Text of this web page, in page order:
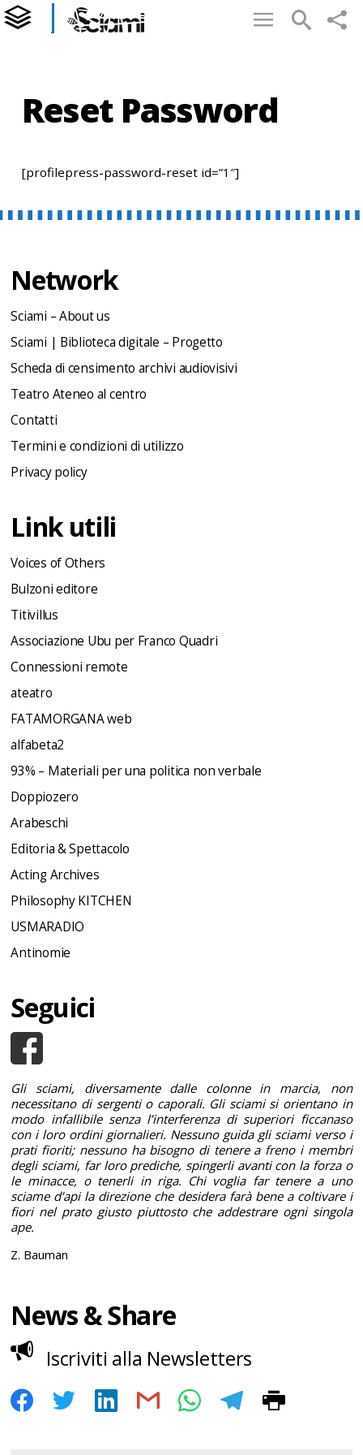
Reset Password
[profilepress-password-reset id=”1″]
Network
Sciami – About us
Sciami | Biblioteca digitale – Progetto
Scheda di censimento archivi audiovisivi
Teatro Ateneo al centro
Contatti
Termini e condizioni di utilizzo
Privacy policy
Link utili
Voices of Others
Bulzoni editore
Titivillus
Associazione Ubu per Franco Quadri
Connessioni remote
ateatro
FATAMORGANA web
alfabeta2
93% – Materiali per una politica non verbale
Doppiozero
Arabeschi
Editoria & Spettacolo
Acting Archives
Philosophy KITCHEN
USMARADIO
Antinomie
Seguici
Gli sciami, diversamente dalle colonne in marcia, non
necessitano di sergenti o caporali. Gli sciami si orientano in
modo infallibile senza l’interferenza di superiori ficcanaso
con i loro ordini giornalieri. Nessuno guida gli sciami verso i
prati fioriti; nessuno ha bisogno di tenere a freno i membri
degli sciami, far loro prediche, spingerli avanti con la forza o
le minacce, o tenerli in riga. Chi voglia far tenere a uno
sciame d’api la direzione che desidera farà bene a coltivare i
fiori nel prato giusto piuttosto che addestrare ogni singola
ape.
Z. Bauman
News & Share
Iscriviti alla Newsletters